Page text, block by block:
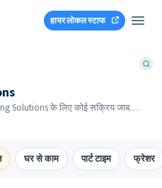
हायर लोकल स्टाफ
Solutions के लिए कोई सक्रिय जाब
ब्राउज़ करें।
घर से काम पार्ट टाइम फ्रेशर